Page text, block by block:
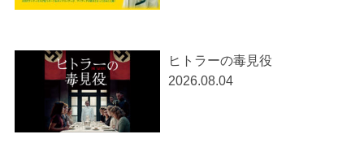
ヒトラーの毒見役
2026.08.04